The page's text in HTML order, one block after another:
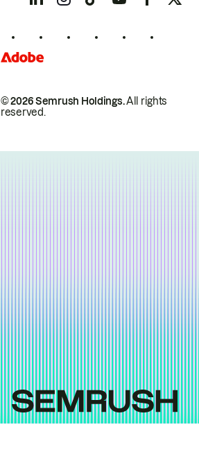
© 2026 Semrush Holdings.All rights
reserved.